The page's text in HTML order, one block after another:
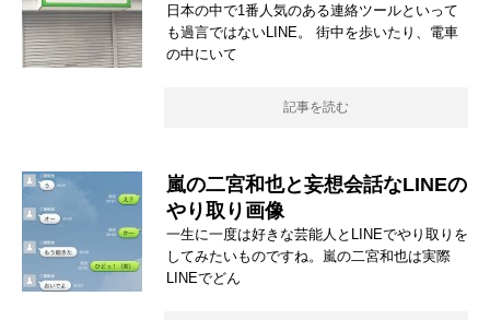
日本の中で1番人気のある連絡ツールといって
も過言ではないLINE。 街中を歩いたり、電車
の中にいて
記事を読む
嵐の二宮和也と妄想会話なLINEの
やり取り画像
一生に一度は好きな芸能人とLINEでやり取りを
してみたいものですね。嵐の二宮和也は実際
LINEでどん